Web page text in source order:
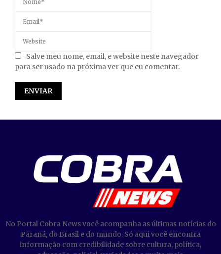
Salve meu nome, email, e website neste navegador
para ser usado na próxima ver que eu comentar.
No Portal Cobra News você acompanha as últimas notícias do
Paraná, do Brasil e do mundo. Só aqui você encontra
informação com credibilidade sobre cultura, política,